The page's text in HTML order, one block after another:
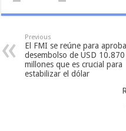
Previous
El FMI se reúne para
desembolso de USD 10.870
millones que es crucial para
estabilizar el dólar